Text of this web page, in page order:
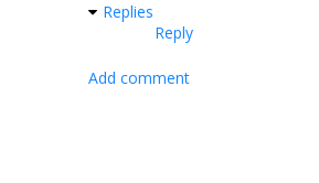
Replies
Reply
Add comment